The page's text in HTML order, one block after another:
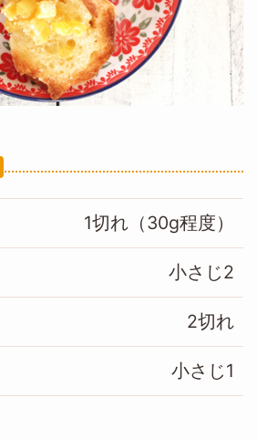
1切れ（30g程度）
小さじ2
2切れ
小さじ1